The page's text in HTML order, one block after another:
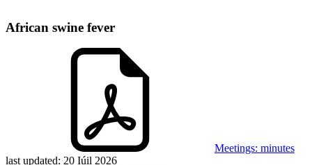
African swine fever
Meetings: minutes
last updated: 20 Iúil 2026